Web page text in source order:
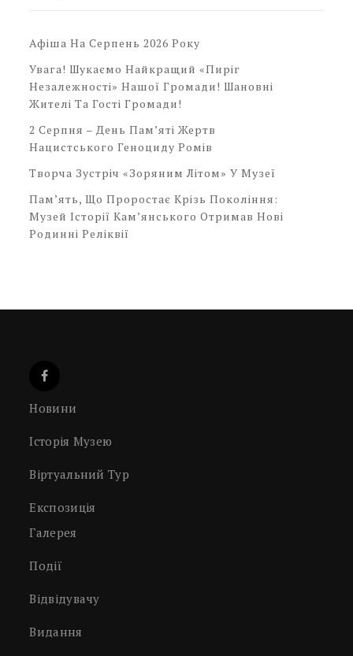
Афіша На Серпень 2026 Року
Увага! Шукаємо Найкращий «Пиріг
Незалежності» Нашої Громади! Шановні
Жителі Та Гості Громади!
2 Серпня – День Пам’яті Жертв
Нацистського Геноциду Ромів
Творча Зустріч «Зоряним Літом» У Музеї
Пам’ять, Що Проростає Крізь Покоління:
Музей Історії Кам’янського Отримав Нові
Родинні Реліквії
Новини
Історія Музею
Віртуальний Тур
Експозиція
Галерея
Події
Відвідувачу
Видання